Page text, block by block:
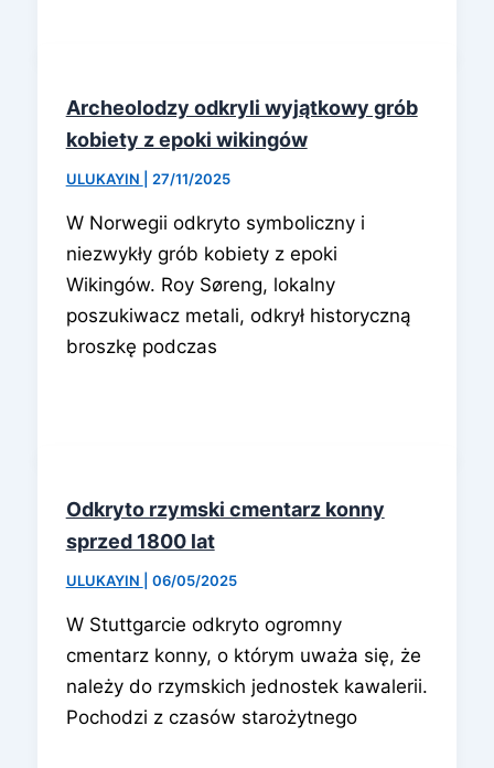
Archeolodzy odkryli wyjątkowy grób
kobiety z epoki wikingów
ULUKAYIN 27/11/2025
W Norwegii odkryto symboliczny i
niezwykły grób kobiety z epoki
Wikingów. Roy Søreng, lokalny
poszukiwacz metali, odkrył historyczną
broszkę podczas
Odkryto rzymski cmentarz konny
sprzed 1800 lat
ULUKAYIN 06/05/2025
W Stuttgarcie odkryto ogromny
cmentarz konny, o którym uważa się, że
należy do rzymskich jednostek kawalerii.
Pochodzi z czasów starożytnego